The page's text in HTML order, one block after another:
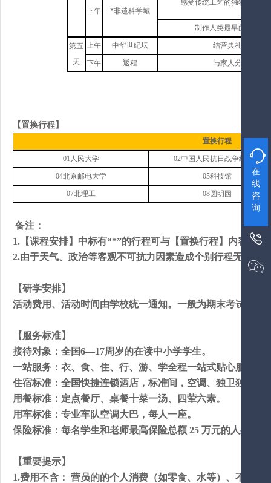
下午 *非遗科学城
感受传统工艺的独特魅力，
制作人类最早的飞行
第五
天
上午 中华世纪坛 结营典礼，颁发
下午 返程 与家人分享探索
【置换行程】
置换行程
01 人民大学 02中国人民抗日战争纪念馆
04北京邮电大学 05科技馆
07北理工 08圆明园
备注：
1.【课程安排】中标有“*”的行程可与【置换行程】内容置换
2.由于天气、政治等客观不可抗力因素造成个别行程无法进
【研学安排】
活动费用、活动时间由学校统一通知。一般为期末考试后
【服务标准】
接待对象： 全国6—17周岁的在读中小学学生。
一站服务： 衣、食、住、行、游、学全程一站式贴心服务，
住宿标准： 全国快捷连锁酒店，标准间，空调、独卫独浴。
用餐标准： 定点餐厅、桌餐十菜一汤、四荤六素。
用车标准： 专业车队空调大巴，每人一座。
保险标准： 每名学生和老师最高保险总额 25 万元的人身意
【重要提示】
1.费用不含 ： 营员的的个人消费（如零食、水等）、不可抗

在
线
咨
询

